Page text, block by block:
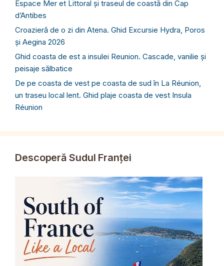
Espace Mer et Littoral și traseul de coastă din Cap
d’Antibes
Croazieră de o zi din Atena. Ghid Excursie Hydra, Poros
și Aegina 2026
Ghid coasta de est a insulei Reunion. Cascade, vanilie și
peisaje sălbatice
De pe coasta de vest pe coasta de sud în La Réunion,
un traseu local lent. Ghid plaje coasta de vest Insula
Réunion
Descoperă Sudul Franței